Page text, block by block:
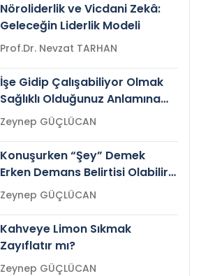
Nöroliderlik ve Vicdani Zekâ:
Geleceğin Liderlik Modeli
Prof.Dr. Nevzat TARHAN
İşe Gidip Çalışabiliyor Olmak
Sağlıklı Olduğunuz Anlamına
Gelir mi?Zeynep GÜÇLÜCAN
Konuşurken “Şey” Demek
Erken Demans Belirtisi Olabilir
mi?
Zeynep GÜÇLÜCAN
Kahveye Limon Sıkmak
Zayıflatır mı?
Zeynep GÜÇLÜCAN